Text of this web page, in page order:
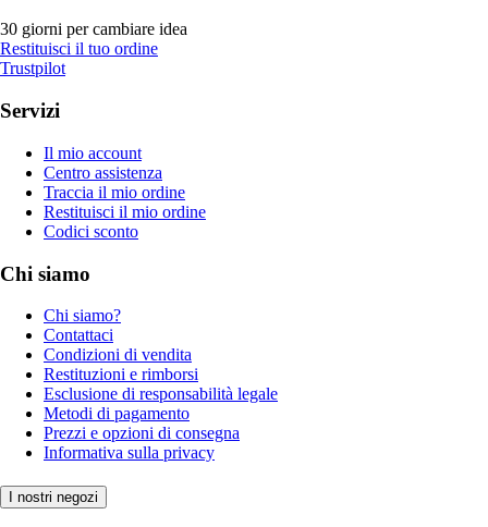
30 giorni per cambiare idea
Restituisci il tuo ordine
Trustpilot
Servizi
Il mio account
Centro assistenza
Traccia il mio ordine
Restituisci il mio ordine
Codici sconto
Chi siamo
Chi siamo?
Contattaci
Condizioni di vendita
Restituzioni e rimborsi
Esclusione di responsabilità legale
Metodi di pagamento
Prezzi e opzioni di consegna
Informativa sulla privacy
I nostri negozi